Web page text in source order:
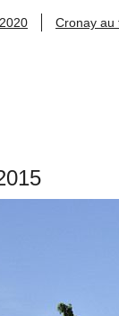
Cronay au